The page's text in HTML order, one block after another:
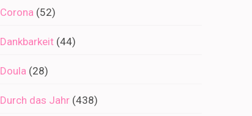
Corona (52)
Dankbarkeit (44)
Doula (28)
Durch das Jahr (438)